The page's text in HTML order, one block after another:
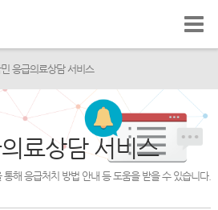
응급의료상담 서비스
료상담 서비스
통해 응급처치 방법 안내 등 도움을 받을 수 있습니다.